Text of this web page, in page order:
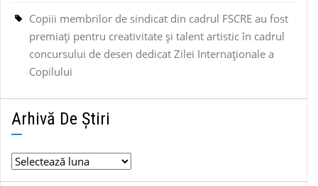
Copiii membrilor de sindicat din cadrul FSCRE au fost
premiați pentru creativitate și talent artistic în cadrul
concursului de desen dedicat Zilei Internaționale a
Copilului
Arhivă De Știri
Arhivă
de